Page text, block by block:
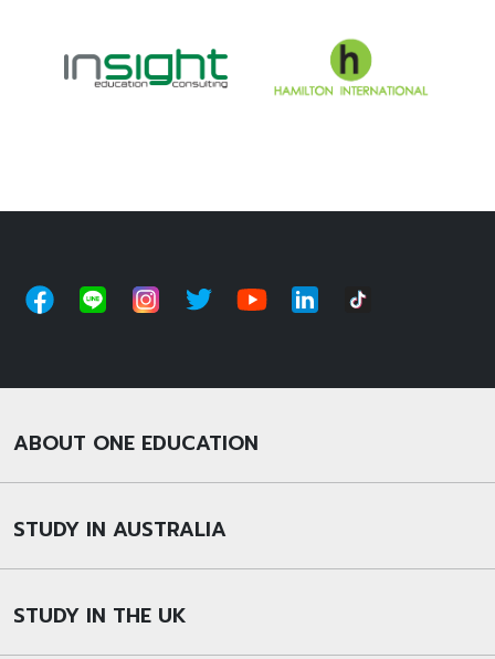
ABOUT ONE EDUCATION
STUDY IN AUSTRALIA
STUDY IN THE UK